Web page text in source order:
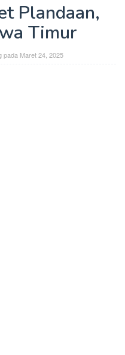
Plandaan,
Timur
pada Maret 24, 2025